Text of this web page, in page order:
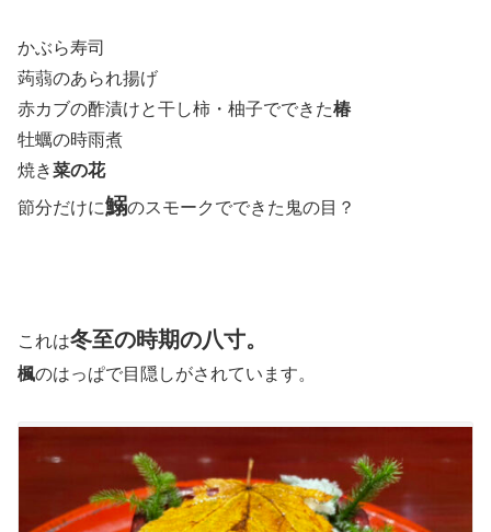
かぶら寿司
蒟蒻のあられ揚げ
赤カブの酢漬けと干し柿・柚子でできた椿
牡蠣の時雨煮
焼き菜の花
節分だけに鰯のスモークでできた鬼の目？
これは冬至の時期の八寸。
楓のはっぱで目隠しがされています。